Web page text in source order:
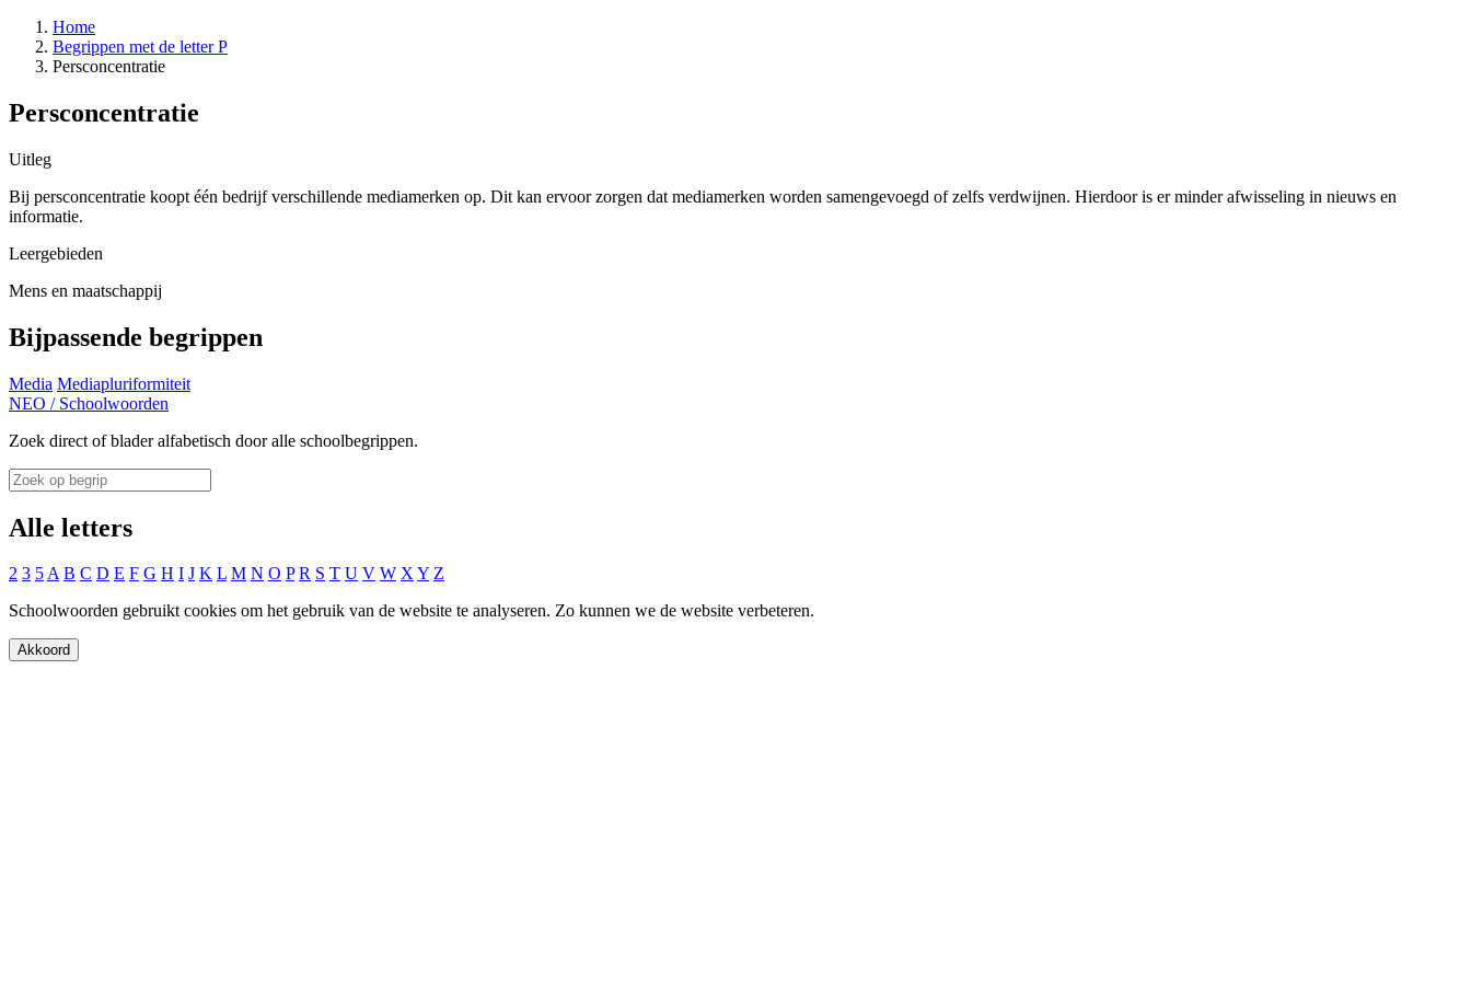
Home
Begrippen met de letter P
Persconcentratie
Persconcentratie
Uitleg
Bij persconcentratie koopt één bedrijf verschillende mediamerken op. Dit kan ervoor zorgen dat mediamerken worden samengevoegd of zelfs verdwijnen. Hierdoor is er minder afwisseling in nieuws en
informatie.
Leergebieden
Mens en maatschappij
Bijpassende begrippen
Media Mediapluriformiteit
NEO / Schoolwoorden
Zoek direct of blader alfabetisch door alle schoolbegrippen.
Alle letters
2 3 5A B C D E F G H I J K L M N O P R S T U V W XY Z
Schoolwoorden gebruikt cookies om het gebruik van de website te analyseren. Zo kunnen we de website verbeteren.
Akkoord